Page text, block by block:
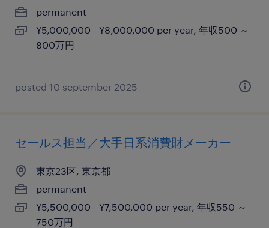
permanent
¥5,000,000 - ¥8,000,000 per year, 年収500 ～
800万円
posted 10 september 2025
セールス担当／大手日系消費財メーカー
東京23区, 東京都
permanent
¥5,500,000 - ¥7,500,000 per year, 年収550 ～
750万円